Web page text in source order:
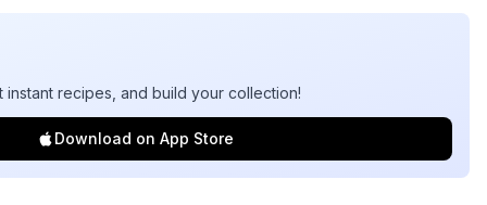
instant recipes, and build your collection!
Download on App Store